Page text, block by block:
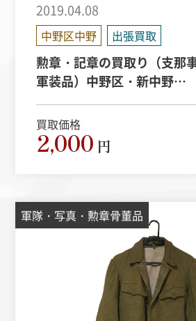
2019.04.08
中野区中野 出張買取
勲章・記章の買取り（支那
軍装品）中野区・新中野…
買取価格
2,000 円
軍隊・写真・勲章骨董品